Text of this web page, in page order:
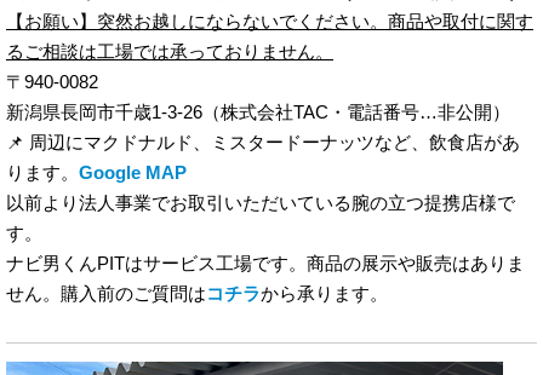
【お願い】突然お越しにならないでください。商品や取付に関す
るご相談は工場では承っておりません。
〒940-0082
新潟県長岡市千歳1-3-26（株式会社TAC・電話番号…非公開）
📌 周辺にマクドナルド、ミスタードーナッツなど、飲食店があ
ります。 Google MAP
以前より法人事業でお取引いただいている腕の立つ提携店様で
す。
ナビ男くんPITはサービス工場です。商品の展示や販売はありま
せん。購入前のご質問はコチラから承ります。